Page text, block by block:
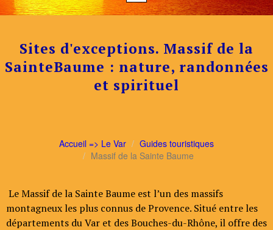
Sites d'exceptions. Massif de la
SainteBaume : nature, randonnées
et spirituel
Accueil => Le Var
Guides touristiques
Massif de la Sainte Baume
Le Massif de la Sainte Baume est l’un des massifs
montagneux les plus connus de Provence. Situé entre les
départements du Var et des Bouches-du-Rhône, il offre des